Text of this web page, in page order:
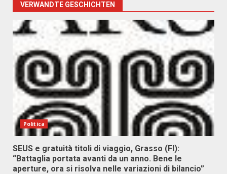
VERWANDTE GESCHICHTEN
Politica
SEUS e gratuità titoli di viaggio, Grasso (FI):
“Battaglia portata avanti da un anno. Bene le
aperture, ora si risolva nelle variazioni di bilancio”